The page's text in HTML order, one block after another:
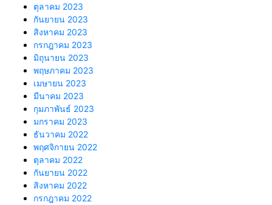
ตุลาคม 2023
กันยายน 2023
สิงหาคม 2023
กรกฎาคม 2023
มิถุนายน 2023
พฤษภาคม 2023
เมษายน 2023
มีนาคม 2023
กุมภาพันธ์ 2023
มกราคม 2023
ธันวาคม 2022
พฤศจิกายน 2022
ตุลาคม 2022
กันยายน 2022
สิงหาคม 2022
กรกฎาคม 2022